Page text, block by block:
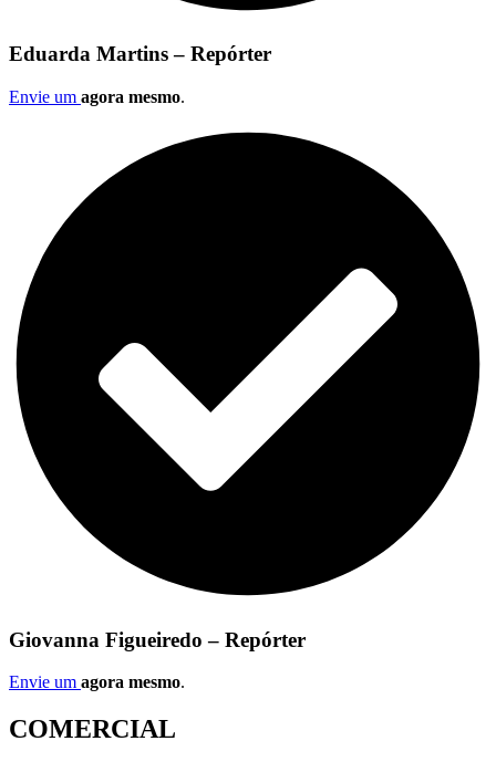
Eduarda Martins – Repórter
Envie um agora mesmo.
Giovanna Figueiredo – Repórter
Envie um agora mesmo.
COMERCIAL